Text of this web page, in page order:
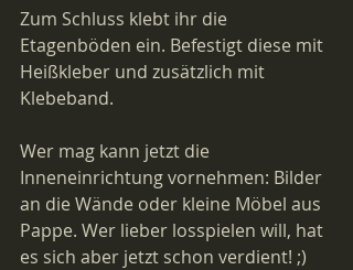
Zum Schluss klebt ihr die
Etagenböden ein. Befestigt diese mit
Heißkleber und zusätzlich mit
Klebeband.
Wer mag kann jetzt die
Inneneinrichtung vornehmen: Bilder
an die Wände oder kleine Möbel aus
Pappe. Wer lieber losspielen will, hat
es sich aber jetzt schon verdient! ;)